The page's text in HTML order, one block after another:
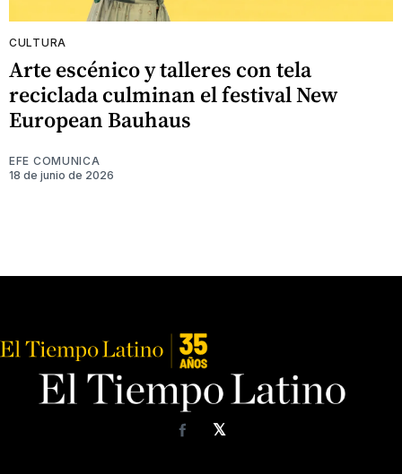
CULTURA
Arte escénico y talleres con tela
reciclada culminan el festival New
European Bauhaus
EFE COMUNICA
18 de junio de 2026
𝕏
Facebook